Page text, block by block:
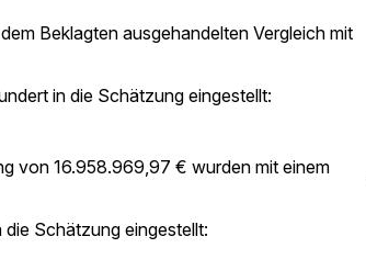
Beklagten ausgehandelten Vergleich mit
in die Schätzung eingestellt:
von 16.958.969,97 € wurden mit einem
Schätzung eingestellt: